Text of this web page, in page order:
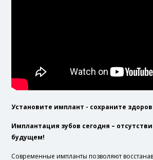
Установите имплант - сохраните
Имплантация зубов сегодня –
будущем!
Современные импланты позволяют